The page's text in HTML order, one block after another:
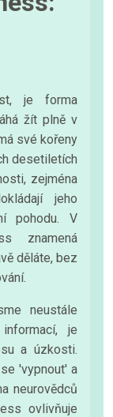
je forma
žít plně v
své kořeny
desetiletích
zejména
jeho
pohodu. V
znamená
děláte, bez
neustále
je
a úzkosti.
'vypnout' a
neurovědců
ovlivňuje